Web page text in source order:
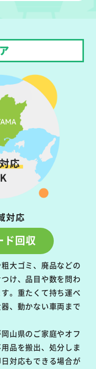
対応
ド回収
大ゴミ、廃品などの
け、品目や数を問わ
。重たくて持ち運べ
、動かない車両まで
山県のご家庭やオフ
品を搬出、処分しま
対応もできる場合が